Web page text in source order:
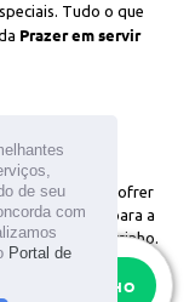
de seu
com
Portal de
AO CARRINHO
Tudo o que
Prazer em servir
podem sofrer
apenas para a
é o do carrinho.
de propriedade do
reprodução, total ou